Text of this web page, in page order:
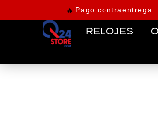
🔥 Pago contraentrega
RELOJES